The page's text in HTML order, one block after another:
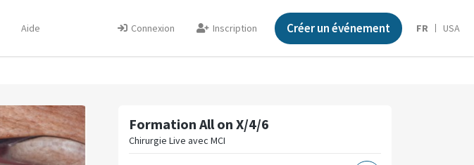
Aide Connexion Inscription Créer un événement FR USA
Formation All on X/4/6
Chirurgie Live avec MCI